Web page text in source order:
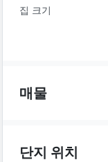
집 크기
매물
단지 위치